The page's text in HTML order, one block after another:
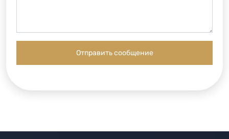
Отправить сообщение